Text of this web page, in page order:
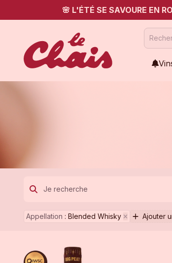
🌸 L'ÉTÉ SE SAVOURE EN
Appellation : Blended Whisky Ajouter